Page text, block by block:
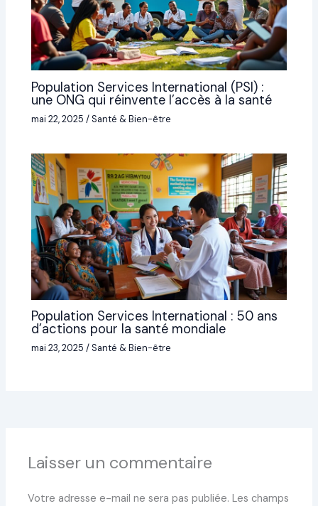
Population Services International (PSI) :
une ONG qui réinvente l’accès à la santé
mai 22, 2025/Santé & Bien-être
Population Services International : 50 ans
d’actions pour la santé mondiale
mai 23, 2025/Santé & Bien-être
Laisser un commentaire
Votre adresse e-mail ne sera pas publiée. Les champs